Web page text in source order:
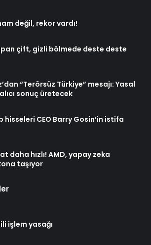
değil, rekor vardı!
çift, gizli bölmede deste deste
“Terörsüz Türkiye” mesajı: Yasal
sonuç üretecek
hisseleri CEO Barry Gosin’in istifa
daha hızlı! AMD, yapay zeka
taşıyor
işlem yasağı